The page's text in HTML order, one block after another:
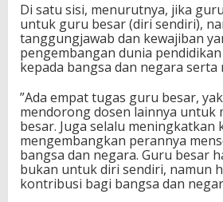
Di satu sisi, menurutnya, jika
untuk guru besar (diri sendiri),
tanggungjawab dan kewajiban
pengembangan dunia
kepada bangsa dan negara serta
”Ada empat tugas guru besar,
mendorong dosen lainnya untuk
besar. Juga selalu meningkatkan
mengembangkan perannya
bangsa dan negara. Guru besar
bukan untuk diri sendiri, namun
kontribusi bagi bangsa dan